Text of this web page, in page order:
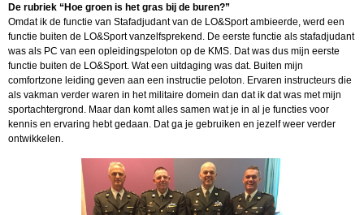
De rubriek “Hoe groen is het gras bij de buren?”
Omdat ik de functie van Stafadjudant van de LO&Sport ambieerde, werd een
functie buiten de LO&Sport vanzelfsprekend. De eerste functie als stafadjudant
was als PC van een opleidingspeloton op de KMS. Dat was dus mijn eerste
functie buiten de LO&Sport. Wat een uitdaging was dat. Buiten mijn
comfortzone leiding geven aan een instructie peloton. Ervaren instructeurs die
als vakman verder waren in het militaire domein dan dat ik dat was met mijn
sportachtergrond. Maar dan komt alles samen wat je in al je functies voor
kennis en ervaring hebt gedaan. Dat ga je gebruiken en jezelf weer verder
ontwikkelen.